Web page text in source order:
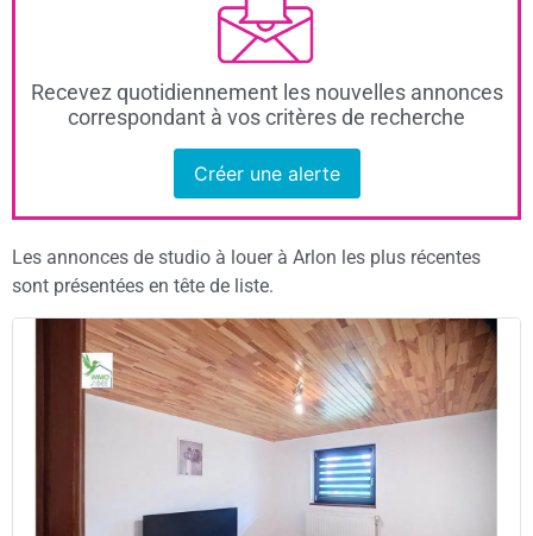
Recevez quotidiennement les nouvelles annonces
correspondant à vos critères de recherche
Créer une alerte
Les annonces de studio à louer à Arlon les plus récentes
sont présentées en tête de liste.